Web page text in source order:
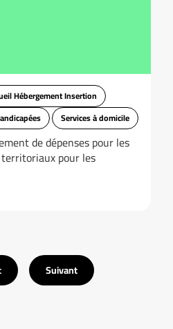
Hébergement Insertion
Services à domicile
de dépenses pour les
pour les
Suivant